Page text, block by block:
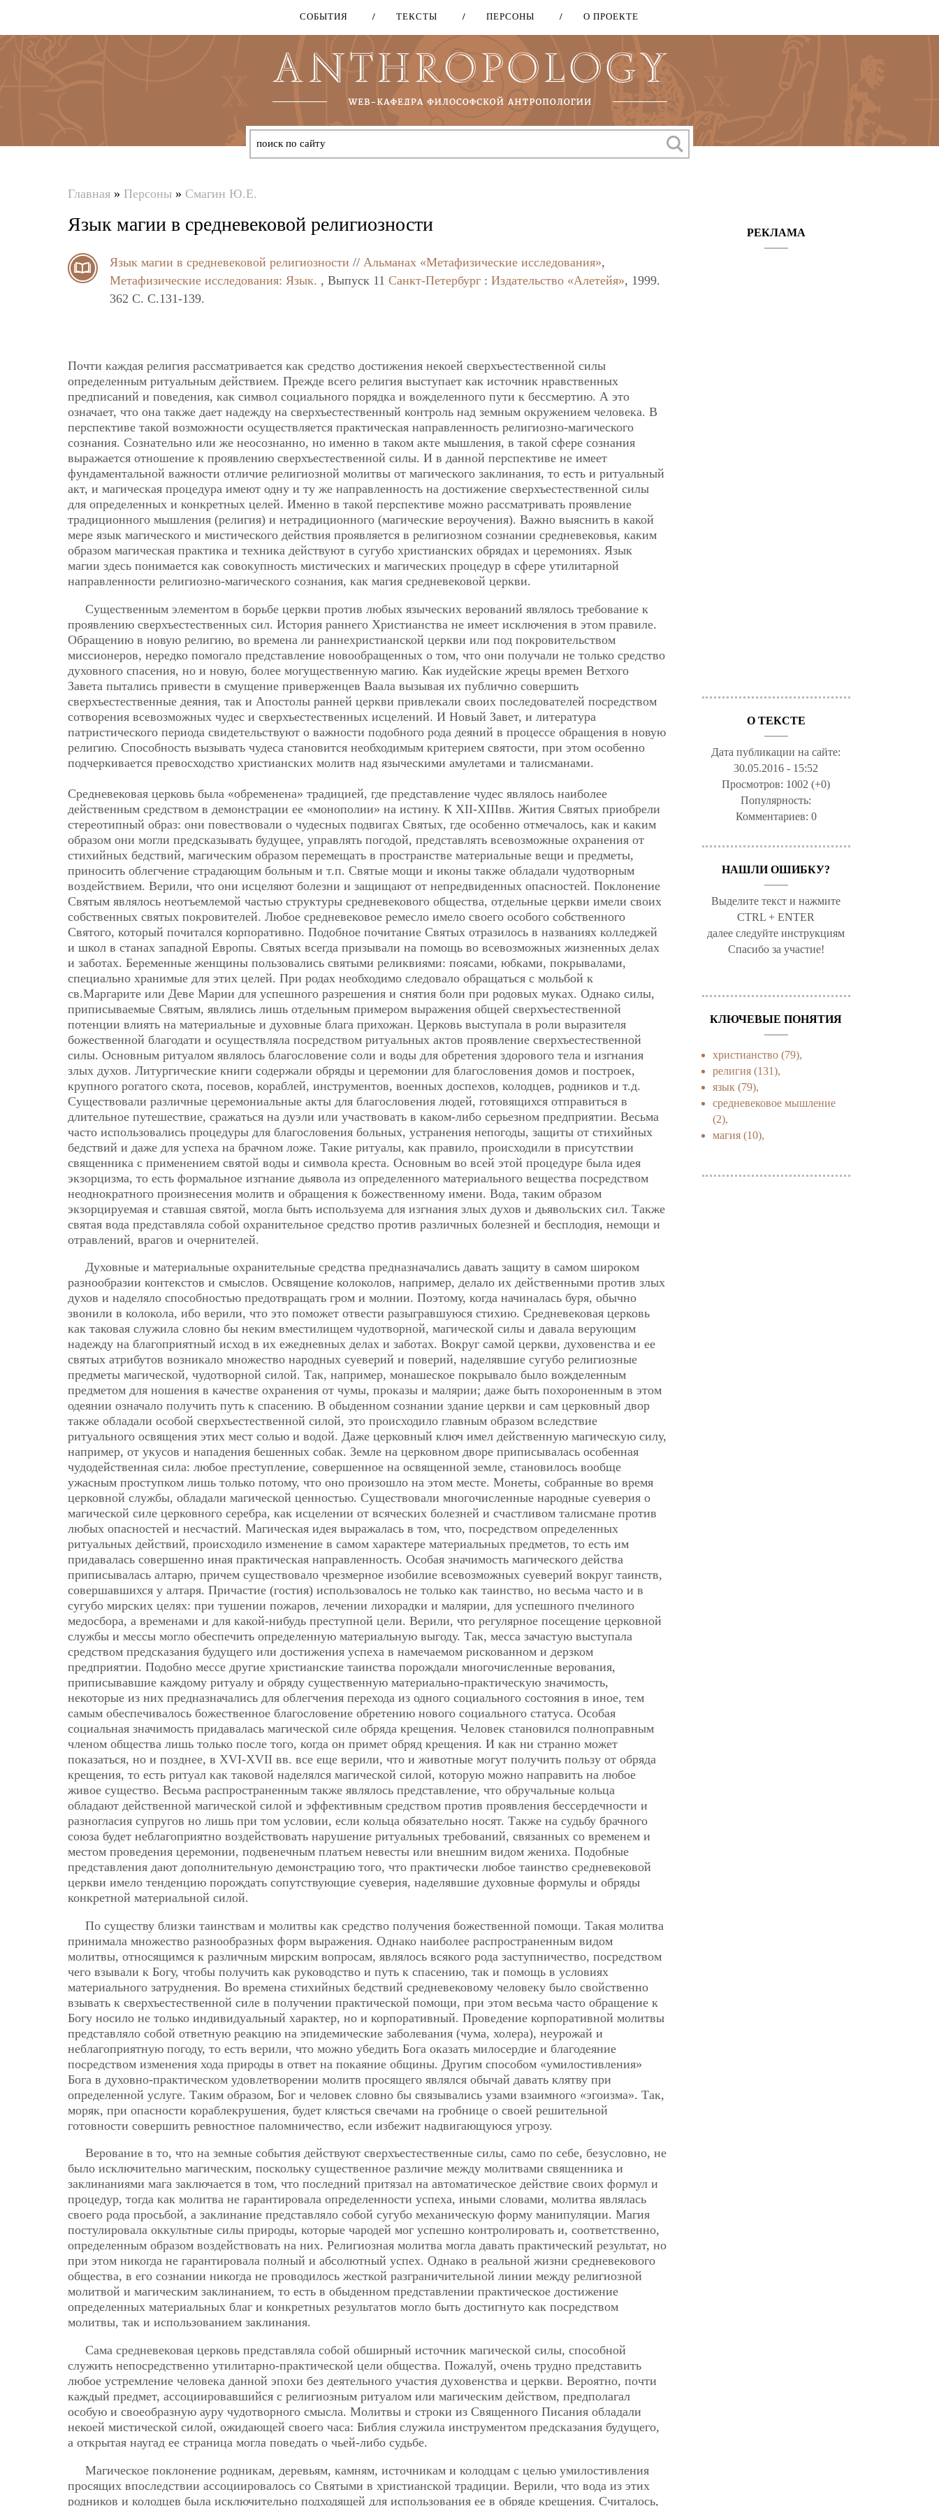
Перейти
основному
содержанию
СОБЫТИЯ ТЕКСТЫ ПЕРСОНЫ О ПРОЕКТЕ
здесь
Главная » Персоны » Смагин Ю.Е.
Язык магии в средневековой религиозности
Язык магии в средневековой религиозности // Альманах «Метафизические исследования»,
Метафизические исследования: Язык. , Выпуск 11 Санкт-Петербург : Издательство «Алетейя», 1999.
362 C. C.131-139.
Почти каждая религия рассматривается как средство достижения некоей сверхъестественной силы
определенным ритуальным действием. Прежде всего религия выступает как источник нравственных
предписаний и поведения, как символ социального порядка и вожделенного пути к бессмертию. А это
означает, что она также дает надежду на сверхъестественный контроль над земным окружением человека. В
перспективе такой возможности осуществляется практическая направленность религиозно-магического
сознания. Сознательно или же неосознанно, но именно в таком акте мышления, в такой сфере сознания
выражается отношение к проявлению сверхъестественной силы. И в данной перспективе не имеет
фундаментальной важности отличие религиозной молитвы от магического заклинания, то есть и ритуальный
акт, и магическая процедура имеют одну и ту же направленность на достижение сверхъестественной силы
для определенных и конкретных целей. Именно в такой перспективе можно рассматривать проявление
традиционного мышления (религия) и нетрадиционного (магические вероучения). Важно выяснить в какой
мере язык магического и мистического действия проявляется в религиозном сознании средневековья, каким
образом магическая практика и техника действуют в сугубо христианских обрядах и церемониях. Язык
магии здесь понимается как совокупность мистических и магических процедур в сфере утилитарной
направленности религиозно-магического сознания, как магия средневековой церкви.
Существенным элементом в борьбе церкви против любых языческих верований являлось требование к
проявлению сверхъестественных сил. История раннего Христианства не имеет исключения в этом правиле.
Обращению в новую религию, во времена ли раннехристианской церкви или под покровительством
миссионеров, нередко помогало представление новообращенных о том, что они получали не только средство
духовного спасения, но и новую, более могущественную магию. Как иудейские жрецы времен Ветхого
Завета пытались привести в смущение приверженцев Ваала вызывая их публично совершить
сверхъестественные деяния, так и Апостолы ранней церкви привлекали своих последователей посредством
сотворения всевозможных чудес и сверхъестественных исцелений. И Новый Завет, и литература
патристического периода свидетельствуют о важности подобного рода деяний в процессе обращения в новую
религию. Способность вызывать чудеса становится необходимым критерием святости, при этом особенно
подчеркивается превосходство христианских молитв над языческими амулетами и талисманами.
Средневековая церковь была «обременена» традицией, где представление чудес являлось наиболее
действенным средством в демонстрации ее «монополии» на истину. К XII-XIIIвв. Жития Святых приобрели
стереотипный образ: они повествовали о чудесных подвигах Святых, где особенно отмечалось, как и каким
образом они могли предсказывать будущее, управлять погодой, представлять всевозможные охранения от
стихийных бедствий, магическим образом перемещать в пространстве материальные вещи и предметы,
приносить облегчение страдающим больным и т.п. Святые мощи и иконы также обладали чудотворным
воздействием. Верили, что они исцеляют болезни и защищают от непредвиденных опасностей. Поклонение
Святым являлось неотъемлемой частью структуры средневекового общества, отдельные церкви имели своих
собственных святых покровителей. Любое средневековое ремесло имело своего особого собственного
Святого, который почитался корпоративно. Подобное почитание Святых отразилось в названиях колледжей
и школ в станах западной Европы. Святых всегда призывали на помощь во всевозможных жизненных делах
и заботах. Беременные женщины пользовались святыми реликвиями: поясами, юбками, покрывалами,
специально хранимые для этих целей. При родах необходимо следовало обращаться с мольбой к
св.Маргарите или Деве Марии для успешного разрешения и снятия боли при родовых муках. Однако силы,
приписываемые Святым, являлись лишь отдельным примером выражения общей сверхъестественной
потенции влиять на материальные и духовные блага прихожан. Церковь выступала в роли выразителя
божественной благодати и осуществляла посредством ритуальных актов проявление сверхъестественной
силы. Основным ритуалом являлось благословение соли и воды для обретения здорового тела и изгнания
злых духов. Литургические книги содержали обряды и церемонии для благословения домов и построек,
крупного рогатого скота, посевов, кораблей, инструментов, военных доспехов, колодцев, родников и т.д.
Существовали различные церемониальные акты для благословения людей, готовящихся отправиться в
длительное путешествие, сражаться на дуэли или участвовать в каком-либо серьезном предприятии. Весьма
часто использовались процедуры для благословения больных, устранения непогоды, защиты от стихийных
бедствий и даже для успеха на брачном ложе. Такие ритуалы, как правило, происходили в присутствии
священника с применением святой воды и символа креста. Основным во всей этой процедуре была идея
экзорцизма, то есть формальное изгнание дьявола из определенного материального вещества посредством
неоднократного произнесения молитв и обращения к божественному имени. Вода, таким образом
экзорцируемая и ставшая святой, могла быть используема для изгнания злых духов и дьявольских сил. Также
святая вода представляла собой охранительное средство против различных болезней и бесплодия, немощи и
отравлений, врагов и очернителей.
Духовные и материальные охранительные средства предназначались давать защиту в самом широком
разнообразии контекстов и смыслов. Освящение колоколов, например, делало их действенными против злых
духов и наделяло способностью предотвращать гром и молнии. Поэтому, когда начиналась буря, обычно
звонили в колокола, ибо верили, что это поможет отвести разыгравшуюся стихию. Средневековая церковь
как таковая служила словно бы неким вместилищем чудотворной, магической силы и давала верующим
надежду на благоприятный исход в их ежедневных делах и заботах. Вокруг самой церкви, духовенства и ее
святых атрибутов возникало множество народных суеверий и поверий, наделявшие сугубо религиозные
предметы магической, чудотворной силой. Так, например, монашеское покрывало было вожделенным
предметом для ношения в качестве охранения от чумы, проказы и малярии; даже быть похороненным в этом
одеянии означало получить путь к спасению. В обыденном сознании здание церкви и сам церковный двор
также обладали особой сверхъестественной силой, это происходило главным образом вследствие
ритуального освящения этих мест солью и водой. Даже церковный ключ имел действенную магическую силу,
например, от укусов и нападения бешенных собак. Земле на церковном дворе приписывалась особенная
чудодейственная сила: любое преступление, совершенное на освященной земле, становилось вообще
ужасным проступком лишь только потому, что оно произошло на этом месте. Монеты, собранные во время
церковной службы, обладали магической ценностью. Существовали многочисленные народные суеверия о
магической силе церковного серебра, как исцелении от всяческих болезней и счастливом талисмане против
любых опасностей и несчастий. Магическая идея выражалась в том, что, посредством определенных
ритуальных действий, происходило изменение в самом характере материальных предметов, то есть им
придавалась совершенно иная практическая направленность. Особая значимость магического действа
приписывалась алтарю, причем существовало чрезмерное изобилие всевозможных суеверий вокруг таинств,
совершавшихся у алтаря. Причастие (гостия) использовалось не только как таинство, но весьма часто и в
сугубо мирских целях: при тушении пожаров, лечении лихорадки и малярии, для успешного пчелиного
медосбора, а временами и для какой-нибудь преступной цели. Верили, что регулярное посещение церковной
службы и мессы могло обеспечить определенную материальную выгоду. Так, месса зачастую выступала
средством предсказания будущего или достижения успеха в намечаемом рискованном и дерзком
предприятии. Подобно мессе другие христианские таинства порождали многочисленные верования,
приписывавшие каждому ритуалу и обряду существенную материально-практическую значимость,
некоторые из них предназначались для облегчения перехода из одного социального состояния в иное, тем
самым обеспечивалось божественное благословение обретению нового социального статуса. Особая
социальная значимость придавалась магической силе обряда крещения. Человек становился полноправным
членом общества лишь только после того, когда он примет обряд крещения. И как ни странно может
показаться, но и позднее, в XVI-XVII вв. все еще верили, что и животные могут получить пользу от обряда
крещения, то есть ритуал как таковой наделялся магической силой, которую можно направить на любое
живое существо. Весьма распространенным также являлось представление, что обручальные кольца
обладают действенной магической силой и эффективным средством против проявления бессердечности и
разногласия супругов но лишь при том условии, если кольца обязательно носят. Также на судьбу брачного
союза будет неблагоприятно воздействовать нарушение ритуальных требований, связанных со временем и
местом проведения церемонии, подвенечным платьем невесты или внешним видом жениха. Подобные
представления дают дополнительную демонстрацию того, что практически любое таинство средневековой
церкви имело тенденцию порождать сопутствующие суеверия, наделявшие духовные формулы и обряды
конкретной материальной силой.
По существу близки таинствам и молитвы как средство получения божественной помощи. Такая молитва
принимала множество разнообразных форм выражения. Однако наиболее распространенным видом
молитвы, относящимся к различным мирским вопросам, являлось всякого рода заступничество, посредством
чего взывали к Богу, чтобы получить как руководство и путь к спасению, так и помощь в условиях
материального затруднения. Во времена стихийных бедствий средневековому человеку было свойственно
взывать к сверхъестественной силе в получении практической помощи, при этом весьма часто обращение к
Богу носило не только индивидуальный характер, но и корпоративный. Проведение корпоративной молитвы
представляло собой ответную реакцию на эпидемические заболевания (чума, холера), неурожай и
неблагоприятную погоду, то есть верили, что можно убедить Бога оказать милосердие и благодеяние
посредством изменения хода природы в ответ на покаяние общины. Другим способом «умилостивления»
Бога в духовно-практическом удовлетворении молитв просящего являлся обычай давать клятву при
определенной услуге. Таким образом, Бог и человек словно бы связывались узами взаимного «эгоизма». Так,
моряк, при опасности кораблекрушения, будет клясться свечами на гробнице о своей решительной
готовности совершить ревностное паломничество, если избежит надвигающуюся угрозу.
Верование в то, что на земные события действуют сверхъестественные силы, само по себе, безусловно, не
было исключительно магическим, поскольку существенное различие между молитвами священника и
заклинаниями мага заключается в том, что последний притязал на автоматическое действие своих формул и
процедур, тогда как молитва не гарантировала определенности успеха, иными словами, молитва являлась
своего рода просьбой, а заклинание представляло собой сугубо механическую форму манипуляции. Магия
постулировала оккультные силы природы, которые чародей мог успешно контролировать и, соответственно,
определенным образом воздействовать на них. Религиозная молитва могла давать практический результат, но
при этом никогда не гарантировала полный и абсолютный успех. Однако в реальной жизни средневекового
общества, в его сознании никогда не проводилось жесткой разграничительной линии между религиозной
молитвой и магическим заклинанием, то есть в обыденном представлении практическое достижение
определенных материальных благ и конкретных результатов могло быть достигнуто как посредством
молитвы, так и использованием заклинания.
Сама средневековая церковь представляла собой обширный источник магической силы, способной
служить непосредственно утилитарно-практической цели общества. Пожалуй, очень трудно представить
любое устремление человека данной эпохи без деятельного участия духовенства и церкви. Вероятно, почти
каждый предмет, ассоциировавшийся с религиозным ритуалом или магическим действом, предполагал
особую и своеобразную ауру чудотворного смысла. Молитвы и строки из Священного Писания обладали
некоей мистической силой, ожидающей своего часа: Библия служила инструментом предсказания будущего,
а открытая наугад ее страница могла поведать о чьей-либо судьбе.
Магическое поклонение родникам, деревьям, камням, источникам и колодцам с целью умилостивления
просящих впоследствии ассоциировалось со Святыми в христианской традиции. Верили, что вода из этих
родников и колодцев была исключительно подходящей для использования ее в обряде крещения. Считалось,
РЕКЛАМА
О ТЕКСТЕ
Дата публикации на сайте:
30.05.2016 - 15:52
Просмотров: 1002 (+0)
Популярность:
Комментариев: 0
НАШЛИ ОШИБКУ?
Выделите текст и нажмите
CTRL + ENTER
далее следуйте инструкциям
Спасибо за участие!
КЛЮЧЕВЫЕ ПОНЯТИЯ
христианство (79),
религия (131),
язык (79),
средневековое мышление
(2),
магия (10),